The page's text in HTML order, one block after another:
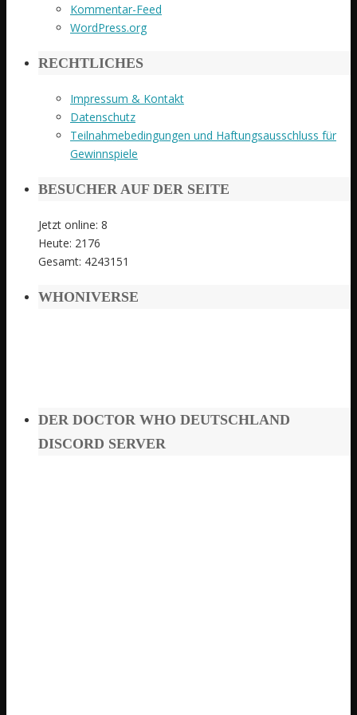
Kommentar-Feed
WordPress.org
RECHTLICHES
Impressum & Kontakt
Datenschutz
Teilnahmebedingungen und Haftungsausschluss für
Gewinnspiele
BESUCHER AUF DER SEITE
Jetzt online: 8
Heute: 2176
Gesamt: 4243151
WHONIVERSE
DER DOCTOR WHO DEUTSCHLAND
DISCORD SERVER